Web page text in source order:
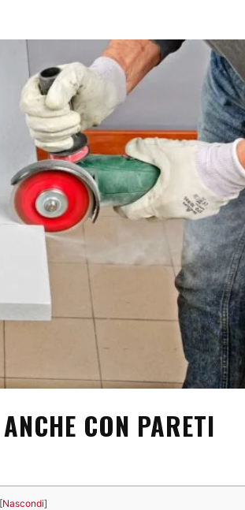
CON PARETI
[Nascondi]